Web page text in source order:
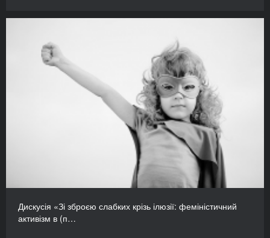
Дискусія «Зі зброєю слабких крізь ілюзії: феміністичний
активізм в (п…